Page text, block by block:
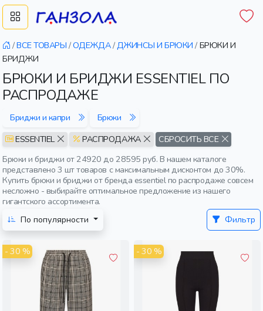
/ВСЕ ТОВАРЫ /ОДЕЖДА/ДЖИНСЫ И БРЮКИ / БРЮКИ И
БРИДЖИ
БРЮКИ И БРИДЖИ ESSENTIEL ПО
РАСПРОДАЖЕ
Бриджи и капри
Брюки
ESSENTIEL
РАСПРОДАЖА
СБРОСИТЬ ВСЕ
Брюки и бриджи от 24920 до 28595 руб. В нашем каталоге
представлено 3 шт товаров с максимальным дисконтом до 30%.
Купить брюки и бриджи от бренда essentiel по распродаже совсем
несложно - выбирайте оптимальное предложение из нашего
гигантского ассортимента.
По популярности
Фильтр
- 30 % - 30 %